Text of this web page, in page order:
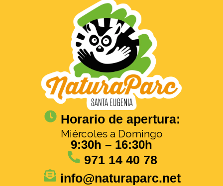
Horario de apertura:
Miércoles a Domingo
9:30h – 16:30h
971 14 40 78
info@naturaparc.net